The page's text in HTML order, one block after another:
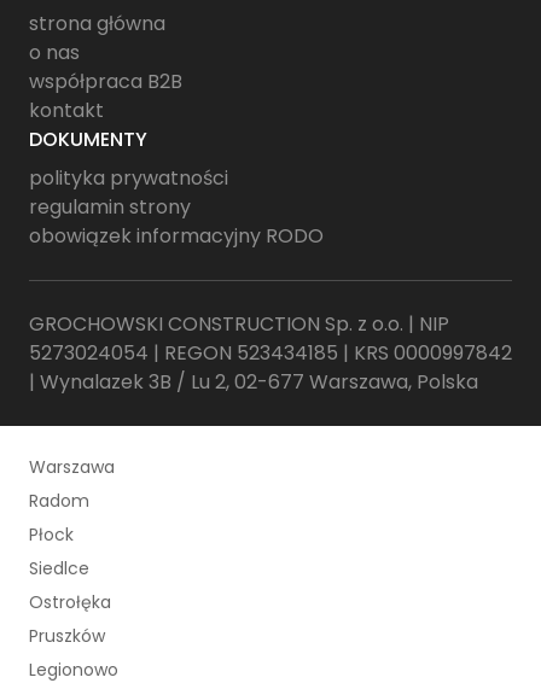
strona główna
o nas
współpraca B2B
kontakt
DOKUMENTY
polityka prywatności
regulamin strony
obowiązek informacyjny RODO
GROCHOWSKI CONSTRUCTION Sp. z o.o. | NIP
5273024054 | REGON 523434185 | KRS 0000997842
| Wynalazek 3B / Lu 2, 02-677 Warszawa, Polska
Warszawa
Radom
Płock
Siedlce
Ostrołęka
Pruszków
Legionowo